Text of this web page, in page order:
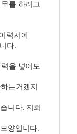
를 하려고
력서에
다.
을 넣어도
는거겠지
니다. 저희
양입니다.